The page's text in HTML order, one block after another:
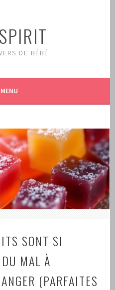
DE BÉBÉ
MENU
SONT SI
MAL À
(PARFAITES